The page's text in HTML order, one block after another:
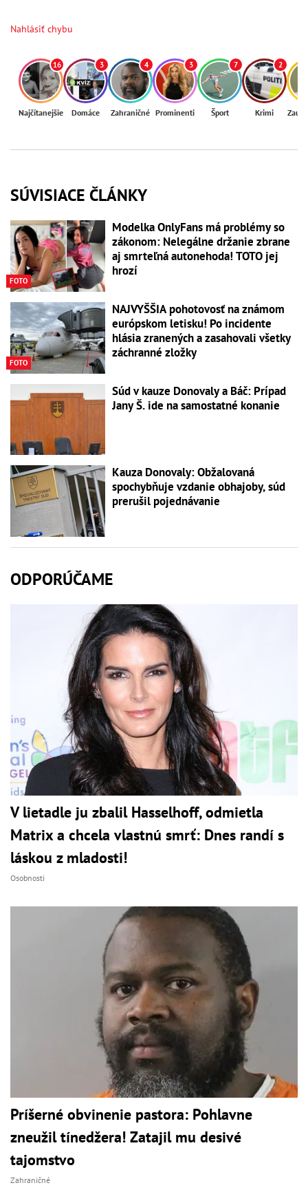
Nahlásiť chybu
16
Najčítanejšie
3
Domáce
4
Zahraničné
3
Prominenti
7
Šport
2
Krimi
SÚVISIACE ČLÁNKY
FOTO
Modelka OnlyFans má problémy so
zákonom: Nelegálne držanie zbrane
aj smrteľná autonehoda! TOTO jej
hrozí
FOTO
NAJVYŠŠIA pohotovosť na známom
európskom letisku! Po incidente
hlásia zranených a zasahovali všetky
záchranné zložky
Súd v kauze Donovaly a Báč: Prípad
Jany Š. ide na samostatné konanie
Kauza Donovaly: Obžalovaná
spochybňuje vzdanie obhajoby, súd
prerušil pojednávanie
ODPORÚČAME
V lietadle ju zbalil Hasselhoff, odmietla
Matrix a chcela vlastnú smrť: Dnes randí s
láskou z mladosti!
Osobnosti
Príšerné obvinenie pastora: Pohlavne
zneužil tínedžera! Zatajil mu desivé
tajomstvo
Zahraničné